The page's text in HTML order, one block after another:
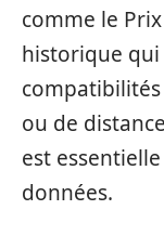
comme le
historique qui
ou de
est
données.